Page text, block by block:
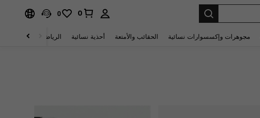
0
0
مجوهرات وإكسسوارات نسائية الحقائب والأمتعة أحذية نسائية الرياضة والأنشطة